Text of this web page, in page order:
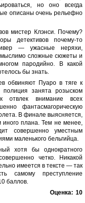
но оно всегда
описаны очень рельефно
мистер Клэнси. Почему?
детективов почему-то
— ужасные неряхи,
сложные сюжеты и
пародийно. В какой
бы знать.
обвиняют Пуаро в тяге к
занята розыском
отвлек внимание всех
фантасмагорическую
В финале выясняется,
плана. Тем не менее,
совершенно уместным
маленького бельгийца.
хотя бы однократного
четко. Никакой
имеется в тексте — так
самому преступление
баллов.
Оценка: 10